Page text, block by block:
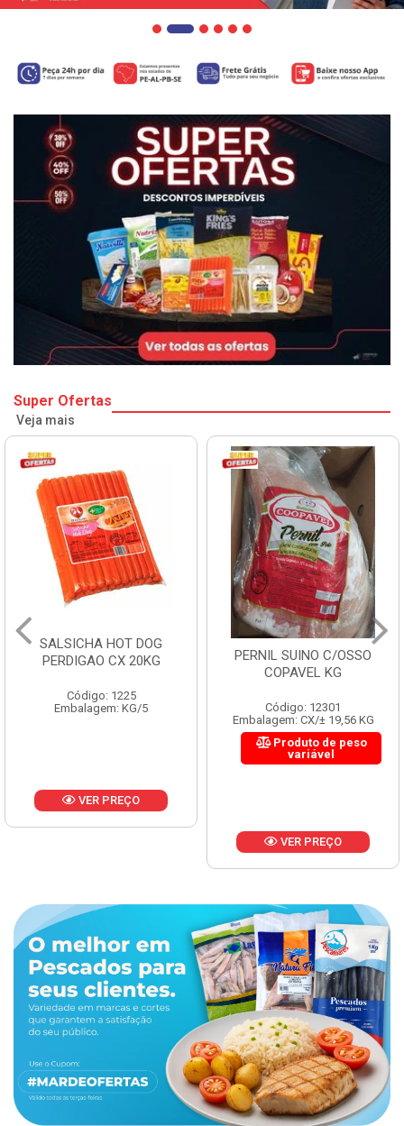
Super Ofertas
Veja mais
SALSICHA HOT DOG
PERDIGAO CX 20KG
Código: 1225
Embalagem: KG/5
VER PREÇO
PERNIL SUINO C/OSSO
COPAVEL KG
Código: 12301
Embalagem: CX/± 19,56 KG
Produto de peso
variável
VER PREÇO